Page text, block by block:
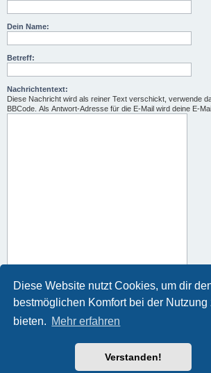
Diese Website nutzt Cookies, um dir
bestmöglichen Komfort bei der Nutzung
bieten. Mehr erfahren
Verstanden!
Dein Name:
Betreff:
Nachrichtentext:
Diese Nachricht wird als reiner Text verschickt, verwende
BBCode. Als Antwort-Adresse für die E-Mail wird deine E-
Powered byphpBB® Forum Software ©